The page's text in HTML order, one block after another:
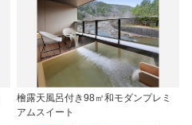
檜露天風呂付き98㎡和モダンプレミ
アムスイート